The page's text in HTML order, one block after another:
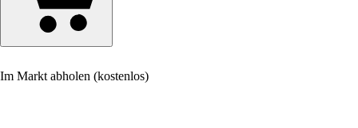
Im Markt abholen (kostenlos)